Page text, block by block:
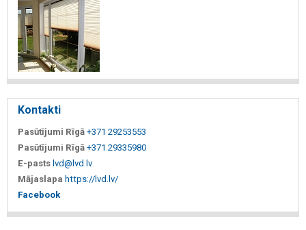
Kontakti
Pasūtījumi Rīgā +371 29253553
Pasūtījumi Rīgā +371 29335980
E-pasts lvd@lvd.lv
Mājaslapa https://lvd.lv/
Facebook